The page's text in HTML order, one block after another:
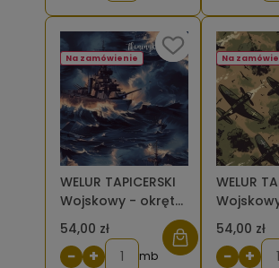
WELUR TAPICERSKI
Wojskowy - okręt
na wzburzonym
morzu nocą [6-8]
54,00 zł
Na zamówienie
− + mb
WELUR
samoloty
ciemnej
brązem
54,00 zł
Na
− +